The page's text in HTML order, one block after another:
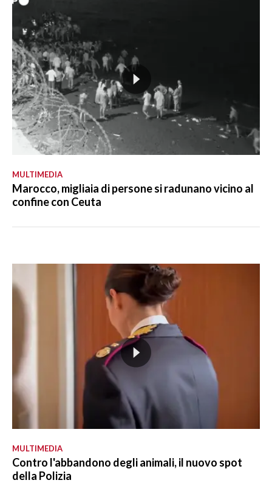
MULTIMEDIA
Marocco, migliaia di persone si radunano vicino al
confine con Ceuta
MULTIMEDIA
Contro l'abbandono degli animali, il nuovo spot
della Polizia